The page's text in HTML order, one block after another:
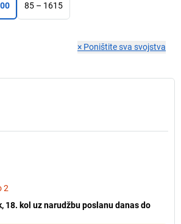
85 – 1615
× Poništite sva svojstva
2
18. kol uznarudžbu poslanu danas do